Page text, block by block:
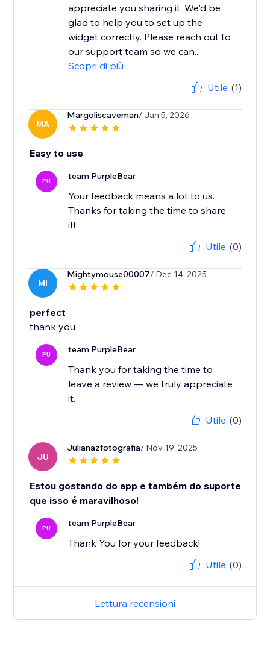
appreciate you sharing it. We'd be
glad to help you to set up the
widget correctly. Please reach out to
our support team so we can...
Scopri di più
Utile (1)
MA
Margoliscaveman/ Jan 5, 2026
Easy to use
PU team PurpleBear
Your feedback means a lot to us.
Thanks for taking the time to share
it!
Utile (0)
MI
Mightymouse00007/ Dec 14, 2025
perfect
thank you
PU team PurpleBear
Thank you for taking the time to
leave a review — we truly appreciate
it.
Utile (0)
JU
Julianazfotografia/ Nov 19, 2025
Estou gostando do app e também do suporte
que isso é maravilhoso!
PU team PurpleBear
Thank You for your feedback!
Utile (0)
Lettura recensioni